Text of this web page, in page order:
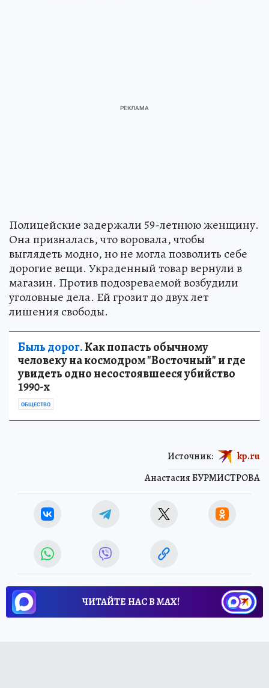
Полицейские задержали 59-летнюю женщину.
Она призналась, что воровала, чтобы
выглядеть модно, но не могла позволить себе
дорогие вещи. Украденный товар вернули в
магазин. Против подозреваемой возбудили
уголовные дела. Ей грозит до двух лет
лишения свободы.
Быль дорог.Как попасть обычному
человеку на космодром "Восточный" и где
увидеть одно несостоявшееся убийство
1990-х
ОБЩЕСТВО
Анастасия БУРМИСТРОВА
Источник: kp.ru
ЧИТАЙТЕ НАС В МАХ!